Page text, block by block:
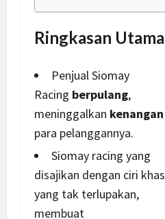
Ringkasan Utama
Penjual Siomay
Racing berpulang,
meninggalkan kenangan
para pelanggannya.
Siomay racing yang
disajikan dengan ciri khas
yang tak terlupakan,
membuat